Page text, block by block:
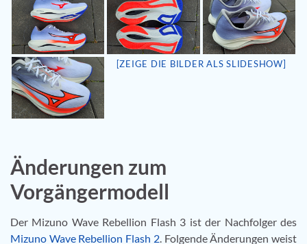
[ZEIGE DIE BILDER ALS SLIDESHOW]
Änderungen zum
Vorgängermodell
Der Mizuno Wave Rebellion Flash 3 ist der Nachfolger des
Mizuno Wave Rebellion Flash 2. Folgende Änderungen weist